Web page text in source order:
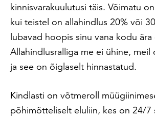
kinnisvarakuulutusi täis. Võimatu
kui teistel on allahindlus 20% või
lubavad hoopis sinu vana kodu ära
Allahindlusralliga me ei ühine, meil
ja see on õiglaselt hinnastatud.
Kindlasti on võtmeroll
põhimõtteliselt eluliin, kes on 24/7